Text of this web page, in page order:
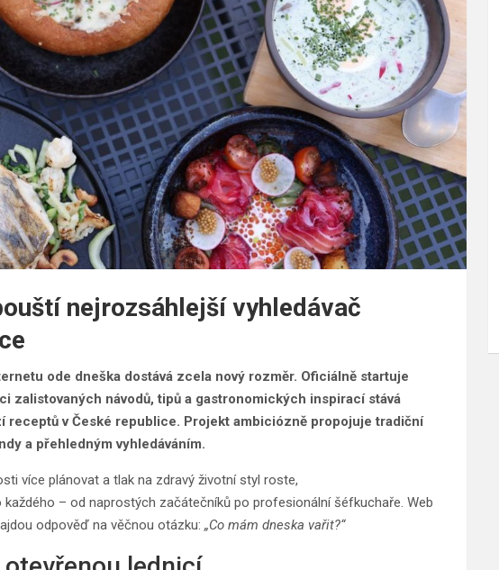
nejrozsáhlejší vyhledávač
ode dneška dostává zcela nový rozměr. Oficiálně startuje
zalistovaných návodů, tipů a gastronomických inspirací stává
receptů v České republice. Projekt ambiciózně propojuje tradiční
a přehledným vyhledáváním.
více plánovat a tlak na zdravý životní styl roste,
každého – od naprostých začátečníků po profesionální šéfkuchaře. Web
odpověď na věčnou otázku: „Co mám dneska vařit?“